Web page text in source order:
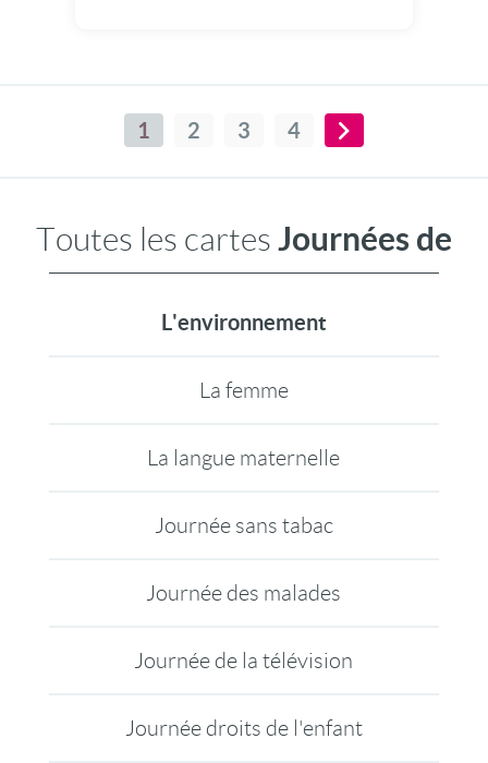
1 2 3 4
Toutes les cartes Journées de
L'environnement
La femme
La langue maternelle
Journée sans tabac
Journée des malades
Journée de la télévision
Journée droits de l'enfant